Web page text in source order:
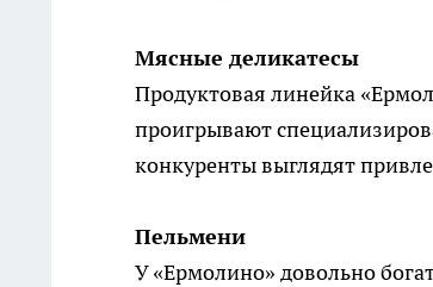
Мясные деликатесы
Продуктовая линейка
проигрывают
конкуренты выглядят
Пельмени
У «Ермолино» довольно